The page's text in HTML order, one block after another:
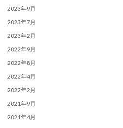
2023年9月
2023年7月
2023年2月
2022年9月
2022年8月
2022年4月
2022年2月
2021年9月
2021年4月